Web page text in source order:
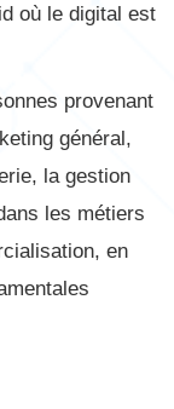
où le digital est
provenant
général,
la gestion
les métiers
en